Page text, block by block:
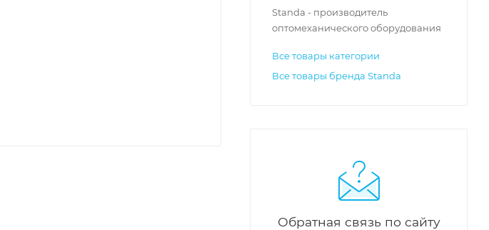
Standa - производитель
оптомеханического оборудования
Все товары категории
Все товары бренда Standa
Обратная связь по сайту